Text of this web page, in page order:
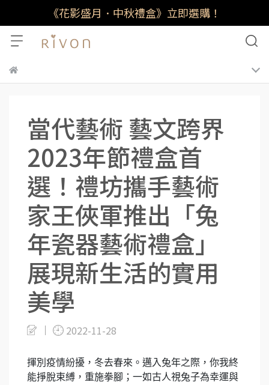
《花影盛月．中秋禮盒》立即選購！
當代藝術 藝文跨界
2023年節禮盒首
選！禮坊攜手藝術
家王俠軍推出「兔
年瓷器藝術禮盒」
展現新生活的實用
美學
2022-11-28
揮別疫情紛擾，冬去春來。邁入兔年之際，你我終
能掙脫束縛，重施拳腳；一如古人視兔子為幸運與